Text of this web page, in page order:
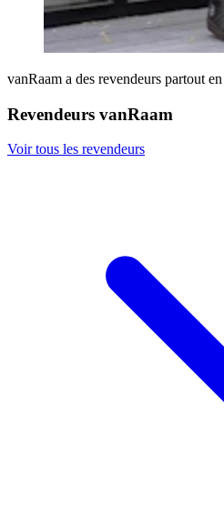
vanRaam a des revendeurs partout
Revendeurs vanRaam
Voir tous les revendeurs